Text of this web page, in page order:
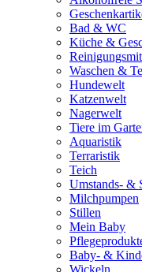
Bad & WC
Küche &
Waschen &
Hundewelt
Katzenwelt
Nagerwelt
Tiere im
Aquaristik
Terraristik
Teich
Umstands- &
Milchpumpen
Stillen
Mein Baby
Baby- &
Wickeln